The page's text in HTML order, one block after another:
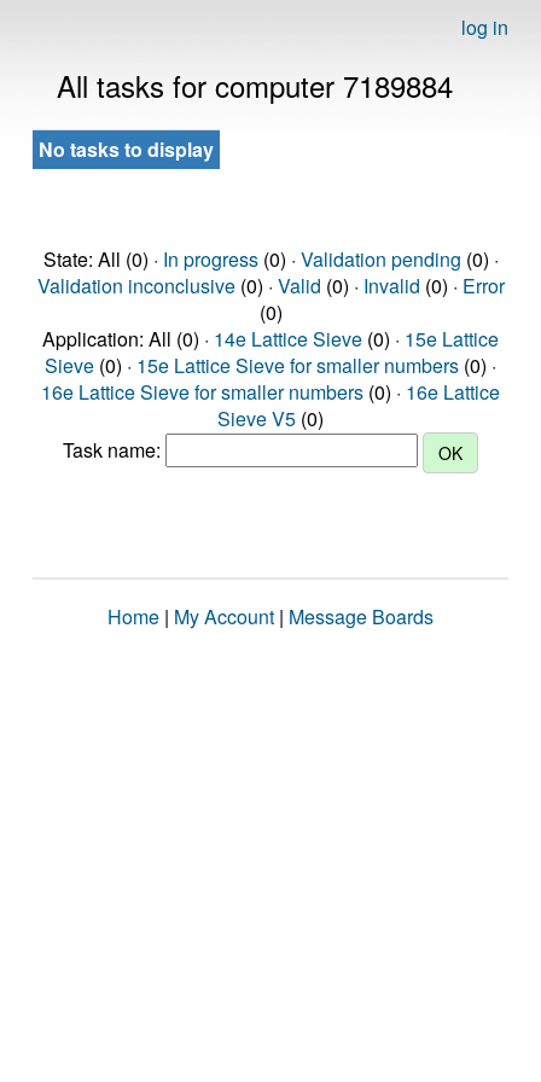
log in
All tasks for computer 7189884
No tasks to display
State: All (0) · In progress(0) · Validation pending (0) ·
Validation inconclusive(0) · Valid (0) · Invalid (0) · Error
(0)
Application: All (0) · 14e Lattice Sieve (0) · 15e Lattice
Sieve (0) · 15e Lattice Sieve for smaller numbers (0) ·
16e Lattice Sieve for smaller numbers (0) · 16e Lattice
Sieve V5 (0)
Task name:
Home | My Account | Message Boards